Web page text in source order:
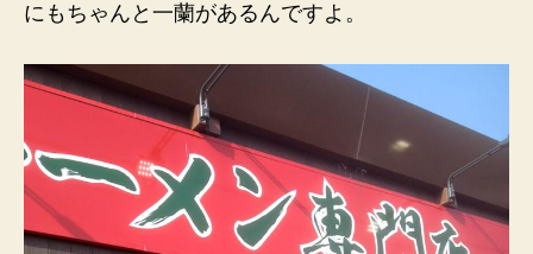
にもちゃんと一蘭があるんですよ。